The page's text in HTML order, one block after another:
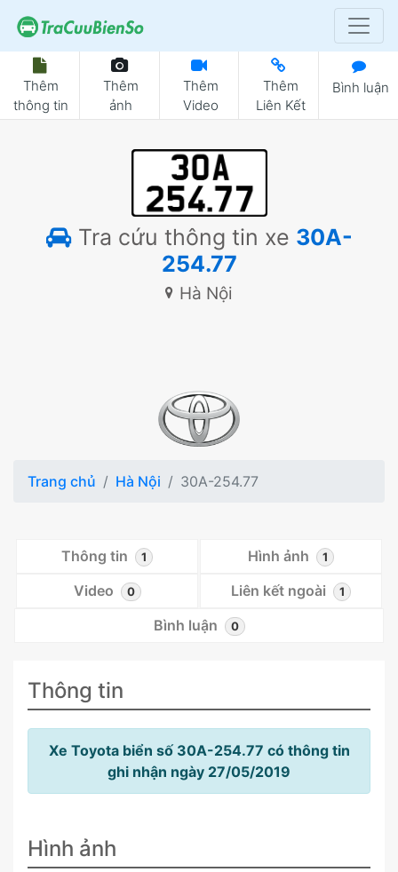
Thêm
thông tin
Thêm
ảnh
Thêm
Video
Thêm
Liên Kết
Bình luận
Tra cứu thông tin xe 30A-
254.77
Hà Nội
Trang chủ Hà Nội 30A-254.77
Thông tin 1 Hình ảnh 1
Video 0 Liên kết ngoài 1
Bình luận 0
Thông tin
Xe Toyota biển số 30A-254.77 có thông tin
ghi nhận ngày 27/05/2019
Hình ảnh